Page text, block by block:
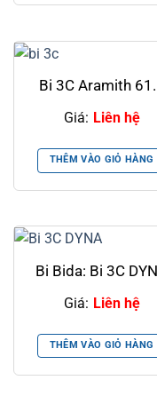
Bi 3C Aramith
Giá: Liên hệ
THÊM VÀO GIỎ HÀNG
Bi Bida: Bi 3C
Giá: Liên hệ
THÊM VÀO GIỎ HÀNG